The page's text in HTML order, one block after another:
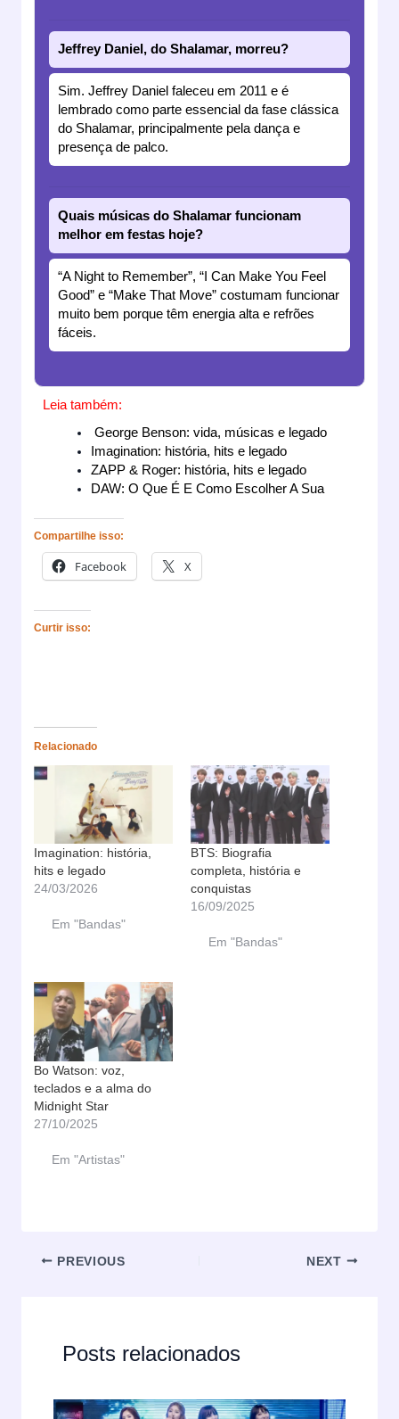
Jeffrey Daniel, do Shalamar, morreu?
Sim. Jeffrey Daniel faleceu em 2011 e é
lembrado como parte essencial da fase clássica
do Shalamar, principalmente pela dança e
presença de palco.
Quais músicas do Shalamar funcionam
melhor em festas hoje?
“A Night to Remember”, “I Can Make You Feel
Good” e “Make That Move” costumam funcionar
muito bem porque têm energia alta e refrões
fáceis.
Leia também:
George Benson: vida, músicas e legado
Imagination: história, hits e legado
ZAPP & Roger: história, hits e legado
DAW: O Que É E Como Escolher A Sua
Compartilhe isso:
Facebook X
Curtir isso:
Relacionado
Imagination: história,
hits e legado
24/03/2026
Em "Bandas"
BTS: Biografia
completa, história e
conquistas
16/09/2025
Em "Bandas"
Bo Watson: voz,
teclados e a alma do
Midnight Star
27/10/2025
Em "Artistas"
PREVIOUS NEXT
Posts relacionados